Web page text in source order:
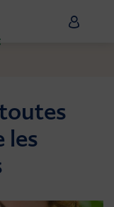
HiPP
les